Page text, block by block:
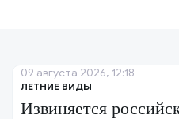
ЛЕТНИЕ ВИДЫ
Извиняется
09 августа 2026, 12:18